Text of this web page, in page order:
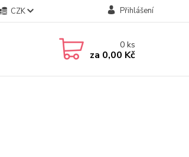
CZK Přihlášení
0ks
za 0,00 Kč